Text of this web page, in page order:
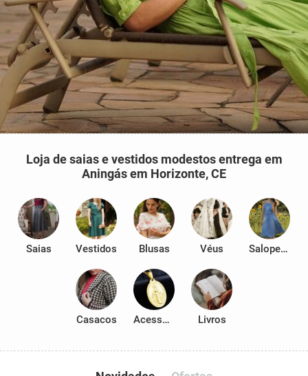
Loja de saias e vestidos modestos entrega em
Aningás em Horizonte, CE
Saias Vestidos Blusas Véus Salopetes
Casacos Acessórios Livros